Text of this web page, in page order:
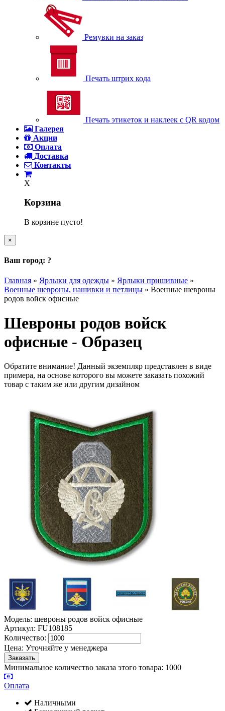
Ремувки на заказ
Печать штрих кода
Печать этикеток и наклеек с QR кодом
Галерея
Акции
Оплата
Доставка
Контакты
X
Корзина
В корзине пусто!
×
Ваш город: ?
Главная » Ярлыки для одежды » Ярлыки пришивные »
Военные шевроны, нашивки и петлицы » Военные шевроны
родов войск офисные
Шевроны родов войск
офисные - Образец
Обратите внимание! Данный экземпляр представлен в виде
примера, на основе которого вы можете заказать похожий
товар с таким же или другим дизайном
Модель: шевроны родов войск офисные
Артикул: FU108185
Количество:
Цена: Уточняйте у менеджера
Минимальное количество заказа этого товара: 1000
Оплата
Наличными